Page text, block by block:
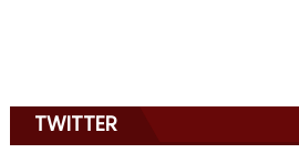
analTWITTER